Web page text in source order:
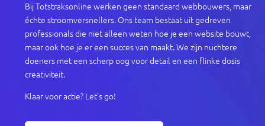
Bij Totstraksonline werken geen standaard webbouwers, maar
échte stroomversnellers. Ons team bestaat uit gedreven
professionals die niet alleen weten hoe je een website bouwt,
maar ook hoe je er een succes van maakt. We zijn nuchtere
doeners met een scherp oog voor detail en een flinke dosis
creativiteit.
Klaar voor actie? Let’s go!